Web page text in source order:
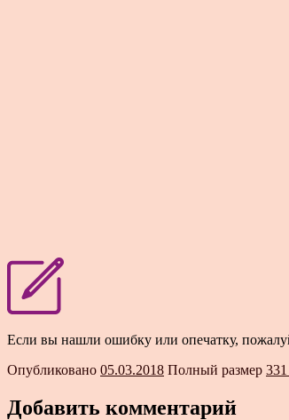
Если вы нашли ошибку или опечатку,
Опубликовано 05.03.2018 Полный размер
Добавить комментарий